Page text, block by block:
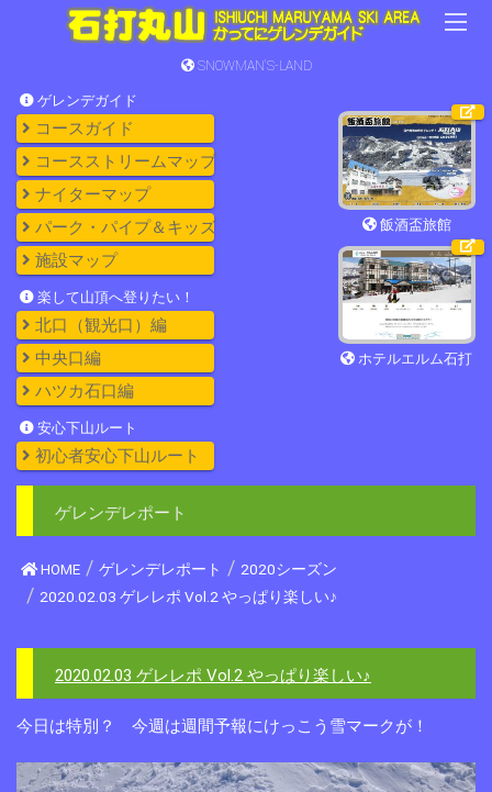
SNOWMAN'S-LAND
ゲレンデガイド
コースガイド
コースストリームマップ
ナイターマップ
パーク・パイプ＆キッズ
施設マップ
楽して山頂へ登りたい！
北口（観光口）編
中央口編
ハツカ石口編
安心下山ルート
初心者安心下山ルート
飯酒盃旅館
ホテルエルム石打
ゲレンデレポート
HOME ゲレンデレポート
2020シーズン
2020.02.03 ゲレレポ Vol.2 やっぱり楽しい♪
2020.02.03 ゲレレポ Vol.2 やっぱり楽しい♪
今日は特別？ 今週は週間予報にけっこう雪マークが！